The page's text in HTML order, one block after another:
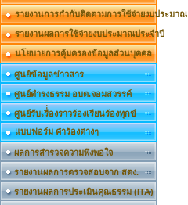
รายงานการกำกับติดตามการใช้จ่ายงบประมาณ
รายงานผลการใช้จ่ายงบประมาณประจำปี
นโยบายการคุ้มครองข้อมูลส่วนบุคคล
ศูนย์ข้อมูลข่าวสาร
ศูนย์ดำรงธรรม อบต.จอมสวรรค์
ศูนย์รับเรื่่องราวร้องเรียนร้องทุกข์
แบบฟอร์ม คำร้องต่างๆ
ผลการสำรวจความพึงพอใจ
รายงานผลการตรวจสอบจาก สตง.
รายงานผลการประเมินคุณธรรม (ITA)